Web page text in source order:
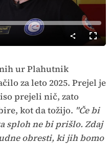
način
ur Plahutnik
za leto 2025. Prejel je
prejeli nič, zato
kot da tožijo. "Če bi
sploh ne bi prišlo. Zdaj
obresti, ki jih bomo